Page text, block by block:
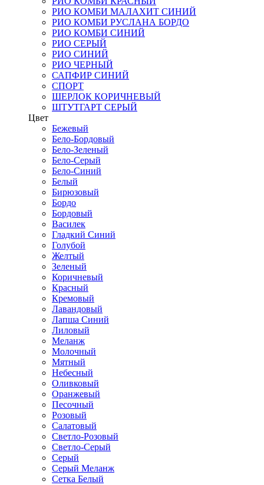
РИО КОМБИ МАЛАХИТ СИНИЙ
РИО КОМБИ РУСЛАНА БОРДО
РИО КОМБИ СИНИЙ
РИО СЕРЫЙ
РИО СИНИЙ
РИО ЧЕРНЫЙ
САПФИР СИНИЙ
СПОРТ
ШЕРЛОК КОРИЧНЕВЫЙ
ШТУТГАРТ СЕРЫЙ
Цвет
Бежевый
Бело-Бордовый
Бело-Зеленый
Бело-Серый
Бело-Синий
Белый
Бирюзовый
Бордо
Бордовый
Василек
Гладкий Синий
Голубой
Желтый
Зеленый
Коричневый
Красный
Кремовый
Лавандовый
Лапша Синий
Лиловый
Меланж
Молочный
Мятный
Небесный
Оливковый
Оранжевый
Песочный
Розовый
Салатовый
Светло-Розовый
Светло-Серый
Серый
Серый Меланж
Сетка Белый